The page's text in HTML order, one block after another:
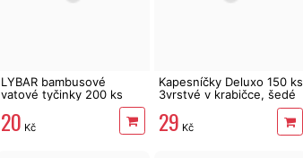
LYBAR bambusové
vatové tyčinky 200 ks
20 Kč
Kapesníčky Deluxo 150 ks
3vrstvé v krabičce, šedé
29 Kč